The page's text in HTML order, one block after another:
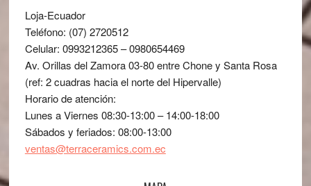
Loja-Ecuador
Teléfono: (07) 2720512
Celular: 0993212365 – 0980654469
Av. Orillas del Zamora 03-80 entre Chone y Santa Rosa
(ref: 2 cuadras hacia el norte del Hipervalle)
Horario de atención:
Lunes a Viernes 08:30-13:00 – 14:00-18:00
Sábados y feriados: 08:00-13:00
ventas@terraceramics.com.ec